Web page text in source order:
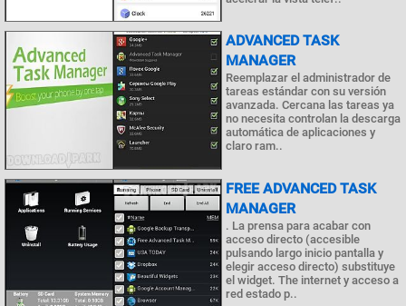
ADVANCED TASK
MANAGER
Reemplazar el administrador de
tareas estándar con su versión
avanzada. Cercana las tareas ya
no necesita controlan la descarga
automática de aplicaciones y
claro ram..
FREE ADVANCED TASK
MANAGER
. La prensa para acabar con
acceso directo (accesible
pulsando largo inicio pantalla y
elegir acceso directo) substituye
el widget. The internet y acceso a
red estado p..